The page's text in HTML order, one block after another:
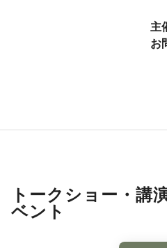
主
お
トークショー・講
ベント